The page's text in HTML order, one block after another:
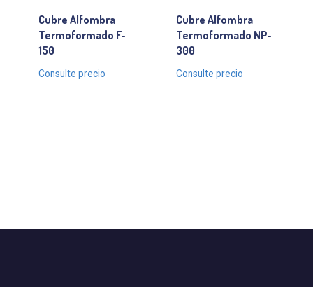
Cubre Alfombra
Termoformado F-
150
Consulte precio
Cubre Alfombra
Termoformado NP-
300
Consulte precio